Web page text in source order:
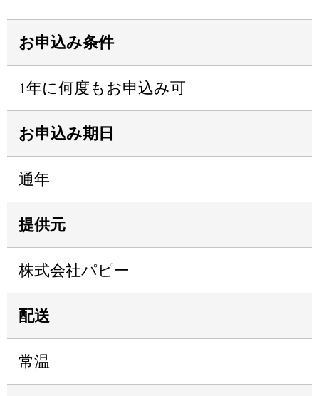
お申込み条件
1年に何度もお申込み可
お申込み期日
通年
提供元
株式会社パピー
配送
常温